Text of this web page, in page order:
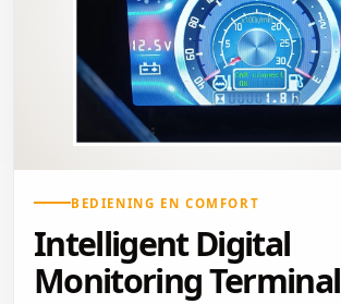
BEDIENING EN COMFORT
Intelligent Digital
Monitoring Terminal